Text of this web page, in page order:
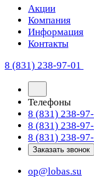
Акции
Компания
Информация
Контакты
8 (831) 238-97-01
Телефоны
8 (831) 238-
8 (831) 238-
8 (831) 238-
Заказать звонок
op@lobas.su